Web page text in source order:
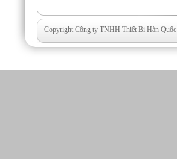
Copyright Công ty TNHH Thiết Bị Hàn Quốc